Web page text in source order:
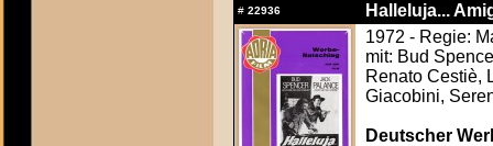
# 22936
Halleluja...
1972 - Regie:
mit: Bud
Renato Cestiè,
Giacobini,
Deutscher